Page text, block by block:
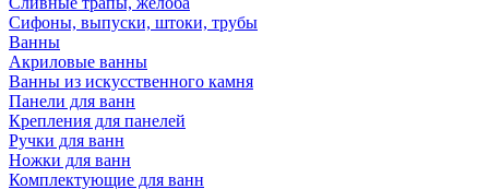
Сифоны, выпуски, штоки, трубы
Ванны
Акриловые ванны
Ванны из искусственного камня
Панели для ванн
Крепления для панелей
Ручки для ванн
Ножки для ванн
Комплектующие для ванн